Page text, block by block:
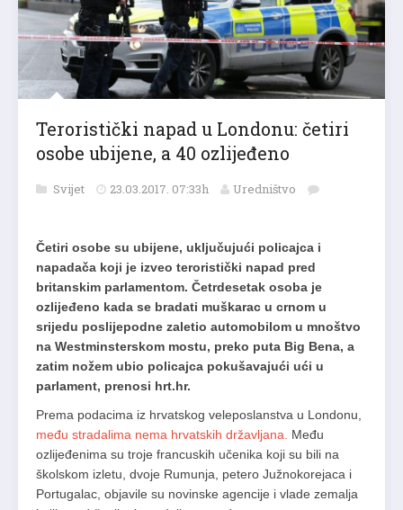
Teroristički napad u Londonu: četiri
osobe ubijene, a 40 ozlijeđeno
Svijet 23.03.2017. 07:33h Uredništvo
Četiri osobe su ubijene, uključujući policajca i
napadača koji je izveo teroristički napad pred
britanskim parlamentom. Četrdesetak osoba je
ozlijeđeno kada se bradati muškarac u crnom u
srijedu poslijepodne zaletio automobilom u mnoštvo
na Westminsterskom mostu, preko puta Big Bena, a
zatim nožem ubio policajca pokušavajući ući u
parlament, prenosi hrt.hr.
Prema podacima iz hrvatskog veleposlanstva u Londonu,
među stradalima nema hrvatskih državljana. Među
ozlijeđenima su troje francuskih učenika koji su bili na
školskom izletu, dvoje Rumunja, petero Južnokorejaca i
Portugalac, objavile su novinske agencije i vlade zemalja